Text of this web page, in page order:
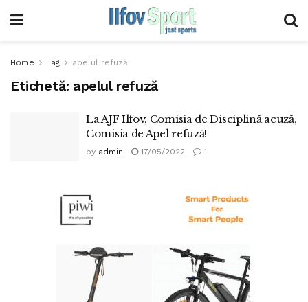
Home Tag apelul refuză
Etichetă: apelul refuză
La AJF Ilfov, Comisia de Disciplină acuză,
Comisia de Apel refuză!
by admin 17/05/2022 1